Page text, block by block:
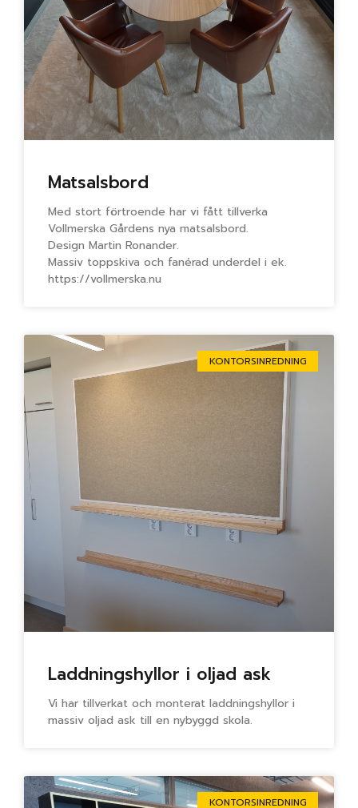
Matsalsbord
Med stort förtroende har vi fått tillverka
Vollmerska Gårdens nya matsalsbord.
Design Martin Ronander.
Massiv toppskiva och fanérad underdel i ek.
https://vollmerska.nu
KONTORSINREDNING
Laddningshyllor i oljad ask
Vi har tillverkat och monterat laddningshyllor i
massiv oljad ask till en nybyggd skola.
KONTORSINREDNING